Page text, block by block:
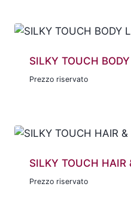
SILKY TOUCH
Prezzo riservato
SILKY TOUCH HAIR
Prezzo riservato